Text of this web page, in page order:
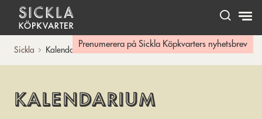
Hem
Prenumerera på Sickla Köpkvarters nyhetsbrev
Sickla Kalendarium
Kalendarium